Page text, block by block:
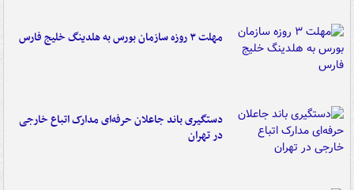
مهلت ۳ روزه سازمان بورس به هلدینگ خلیج فارس
دستگیری باند جاعلان حرفه‌ای مدارک اتباع خارجی
در تهران